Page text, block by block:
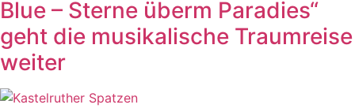
Blue – Sterne überm Paradies“
geht die musikalische Traumreise
weiter